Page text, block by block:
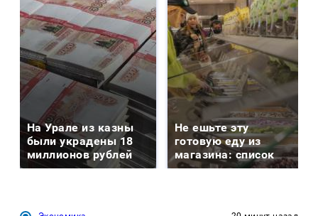
На Урале из казны
были украдены 18
миллионов рублей
Не ешьте эту
готовую еду из
магазина: список